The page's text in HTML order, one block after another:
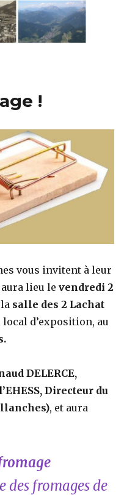
!
vous invitent à leur
aura lieu levendredi 2
salle des 2 Lachat
d’exposition, au
.
DELERCE,
Directeur du
, et aura
des fromages de